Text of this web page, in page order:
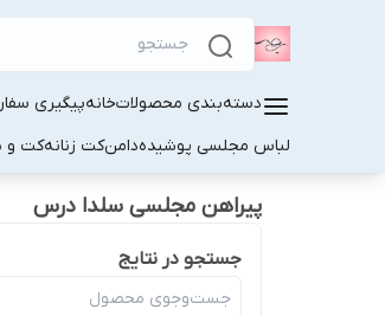
دسته‌بندی محصولاتخانهپیگیری
لباس مجلسی پوشیدهدامنکت زنانهکت و
پیراهن مجلسی سلدا درس
جستجو در نتایج